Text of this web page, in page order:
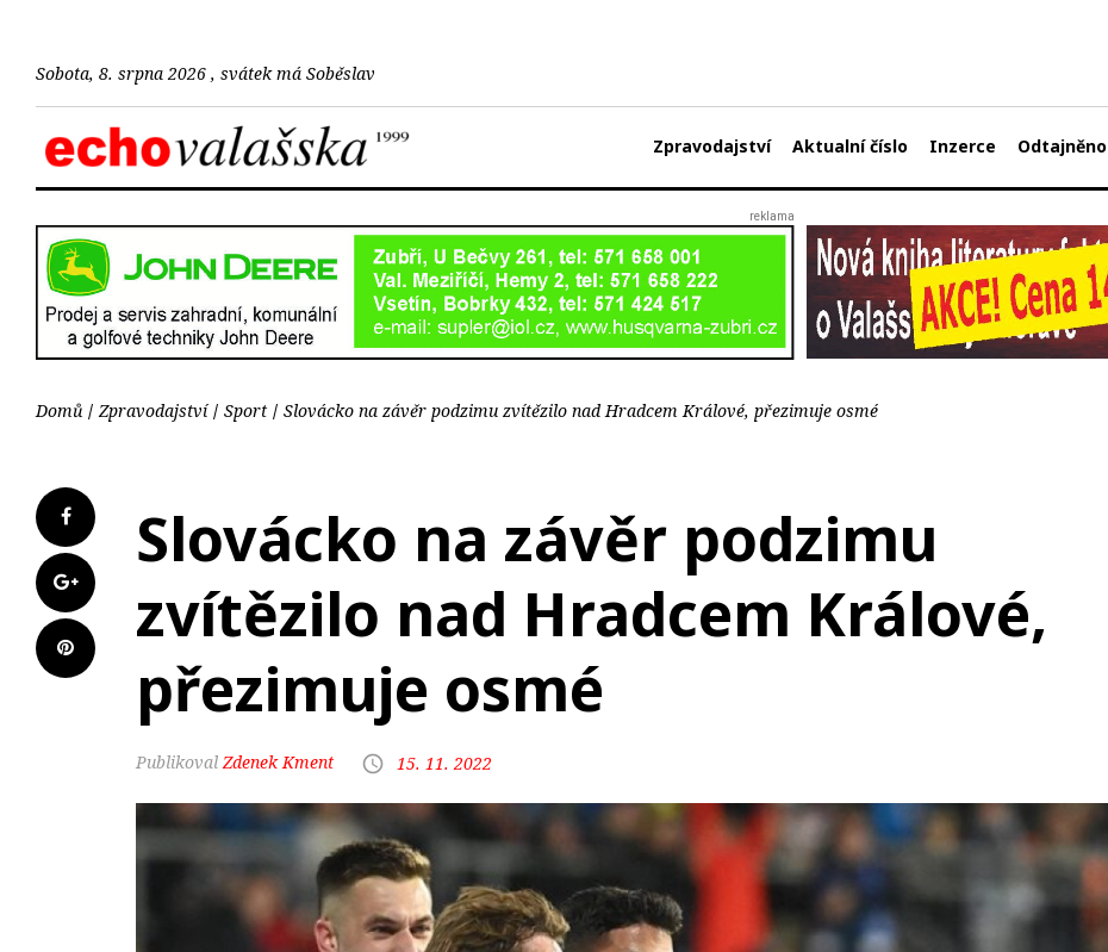
Sobota, 8. srpna 2026 , svátek má Soběslav
Zpravodajství Aktualní číslo Inzerce Odtajněno
Domů Zpravodajství Sport Slovácko na závěr podzimu zvítězilo nad Hradcem Králové, přezimuje osmé
Slovácko na závěr podzimu
zvítězilo nad Hradcem Králové,
přezimuje osmé
Zdenek Kment 15. 11. 2022